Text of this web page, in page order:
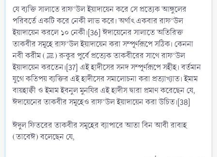
যে ব্যক্তি সালাতে রাফ‘উল ইয়াদায়েন করে সে প্রত্যেক আঙ্গুলের
পরিবর্তে একটি করে নেকী লাভ করে। অর্থাৎ একবার রাফ‘উল
ইয়াদায়েন করলে ১০ নেকী।[36] ঈদায়েনের সালাতে অতিরিক্ত
তাকবীর সমূহে রাফ‘উল ইয়াদায়েন করা সম্পূর্ণরূপে সঠিক। কেননা
নবী করীম (ﷺ) রুকূর পূর্বে প্রত্যেক তাকবীরের সাথে রাফ‘উল
ইয়াদায়েন করতেন।[37] এই হাদীসের সনদ সম্পূর্ণরূপে সহীহ। বর্তমান
যুগে কতিপয় ব্যক্তির এই হাদীসের সমালোচনা করা প্রত্যাখ্যাত। ইমাম
বায়হাক্বী ও ইমাম ইবনুল মুনযির এই হাদীস দ্বারা প্রমাণ করেছেন যে,
ঈদায়েনের তাকবীর সমূহেও রাফ‘উল ইয়াদায়েন করা উচিত।[38]
ঈদুল ফিতরের তাকবীর সমূহের ব্যাপারে আতা বিন আবী রাবাহ
(তাবেঈ) বলেছেন যে,